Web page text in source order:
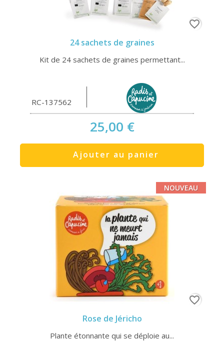
24 sachets de graines
Kit de 24 sachets de graines permettant...
RC-137562
25,00 €
Ajouter au panier
favorite_border
Rose de Jéricho
Plante étonnante qui se déploie au...
NOUVEAU
favorite_border